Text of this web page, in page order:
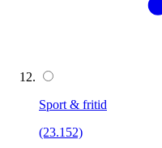
Sport & fritid
(23.152)